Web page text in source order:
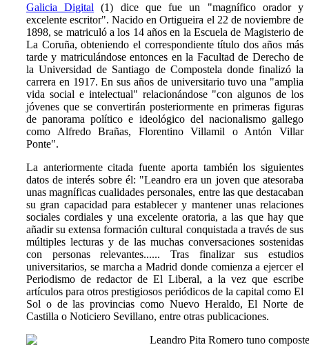
Galicia Digital (1) dice que fue un "magnífico orador y
excelente escritor". Nacido en Ortigueira el 22 de noviembre de
1898, se matriculó a los 14 años en la Escuela de Magisterio de
La Coruña, obteniendo el correspondiente título dos años más
tarde y matriculándose entonces en la Facultad de Derecho de
la Universidad de Santiago de Compostela donde finalizó la
carrera en 1917. En sus años de universitario tuvo una "amplia
vida social e intelectual" relacionándose "con algunos de los
jóvenes que se convertirán posteriormente en primeras figuras
de panorama político e ideológico del nacionalismo gallego
como Alfredo Brañas, Florentino Villamil o Antón Villar
Ponte".
La anteriormente citada fuente aporta también los siguientes
datos de interés sobre él: "Leandro era un joven que atesoraba
unas magníficas cualidades personales, entre las que destacaban
su gran capacidad para establecer y mantener unas relaciones
sociales cordiales y una excelente oratoria, a las que hay que
añadir su extensa formación cultural conquistada a través de sus
múltiples lecturas y de las muchas conversaciones sostenidas
con personas relevantes...... Tras finalizar sus estudios
universitarios, se marcha a Madrid donde comienza a ejercer el
Periodismo de redactor de El Liberal, a la vez que escribe
artículos para otros prestigiosos periódicos de la capital como El
Sol o de las provincias como Nuevo Heraldo, El Norte de
Castilla o Noticiero Sevillano, entre otras publicaciones.